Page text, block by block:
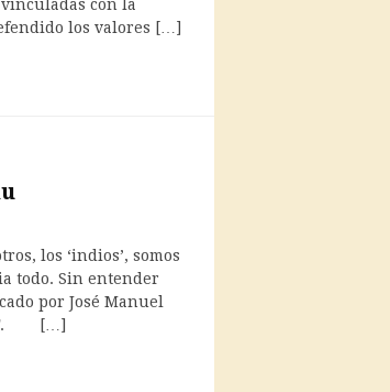
con la
los valores […]
los ‘indios’, somos
todo. Sin entender
por José Manuel
[…]